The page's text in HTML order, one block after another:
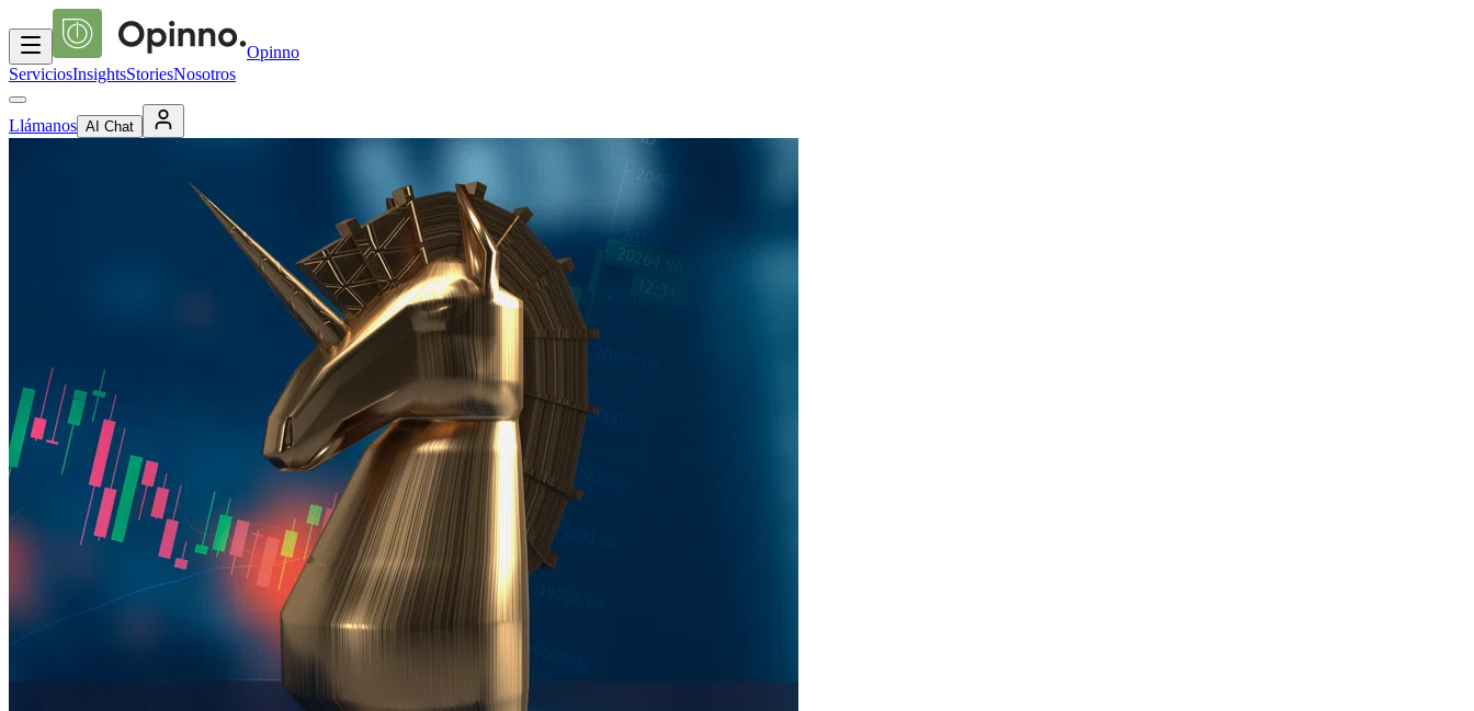
Opinno
ServiciosInsightsStoriesNosotros
Llámanos AI Chat